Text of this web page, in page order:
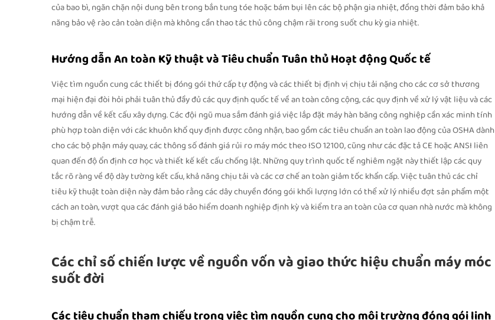
của bao bì, ngăn chặn nội dung bên trong bắn tung tóe hoặc bám bụi lên các bộ phận gia nhiệt, đồng thời đảm bảo khả
năng bảo vệ rào cản toàn diện mà không cần thao tác thủ công chậm rãi trong suốt chu kỳ gia nhiệt.
Hướng dẫn An toàn Kỹ thuật và Tiêu chuẩn Tuân thủ Hoạt động Quốc tế
Việc tìm nguồn cung các thiết bị đóng gói thứ cấp tự động và các thiết bị định vị chịu tải nặng cho các cơ sở thương
mại hiện đại đòi hỏi phải tuân thủ đầy đủ các quy định quốc tế về an toàn công cộng, các quy định về xử lý vật liệu và các
hướng dẫn về kết cấu xây dựng. Các đội ngũ mua sắm đánh giá việc lắp đặt máy hàn băng công nghiệp cần xác minh tính
phù hợp toàn diện với các khuôn khổ quy định được công nhận, bao gồm các tiêu chuẩn an toàn lao động của OSHA dành
cho các bộ phận máy quay, các thông số đánh giá rủi ro máy móc theo ISO 12100, cũng như các đặc tả CE hoặc ANSI liên
quan đến độ ổn định cơ học và thiết kế kết cấu chống lật. Những quy trình quốc tế nghiêm ngặt này thiết lập các quy
tắc rõ ràng về độ dày tường kết cấu, khả năng chịu tải và các cơ chế an toàn giảm tốc khẩn cấp. Việc tuân thủ các chỉ
tiêu kỹ thuật toàn diện này đảm bảo rằng các dây chuyền đóng gói khối lượng lớn có thể xử lý nhiều đợt sản phẩm một
cách an toàn, vượt qua các đánh giá bảo hiểm doanh nghiệp định kỳ và kiểm tra an toàn của cơ quan nhà nước mà không
bị chậm trễ.
Các chỉ số chiến lược về nguồn vốn và giao thức hiệu chuẩn máy móc
suốt đời
Các tiêu chuẩn tham chiếu trong việc tìm nguồn cung cho môi trường đóng gói linh